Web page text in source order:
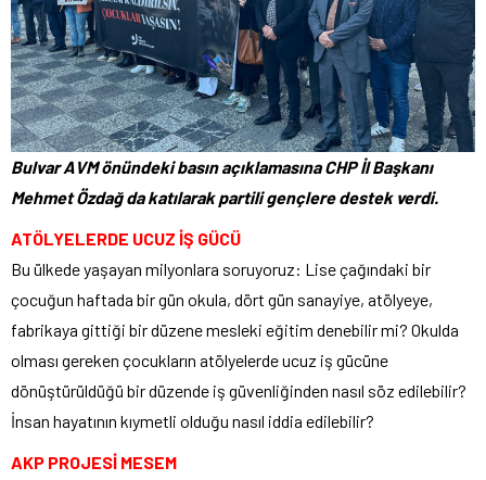
Bulvar AVM önündeki basın açıklamasına CHP İl Başkanı
Mehmet Özdağ da katılarak partili gençlere destek verdi.
ATÖLYELERDE UCUZ İŞ GÜCÜ
Bu ülkede yaşayan milyonlara soruyoruz: Lise çağındaki bir
çocuğun haftada bir gün okula, dört gün sanayiye, atölyeye,
fabrikaya gittiği bir düzene mesleki eğitim denebilir mi? Okulda
olması gereken çocukların atölyelerde ucuz iş gücüne
dönüştürüldüğü bir düzende iş güvenliğinden nasıl söz edilebilir?
İnsan hayatının kıymetli olduğu nasıl iddia edilebilir?
AKP PROJESİ MESEM